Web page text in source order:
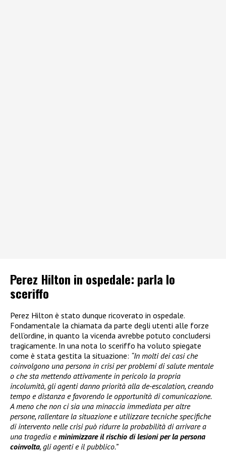
Perez Hilton in ospedale: parla lo
sceriffo
Perez Hilton è stato dunque ricoverato in ospedale.
Fondamentale la chiamata da parte degli utenti alle forze
dell’ordine, in quanto la vicenda avrebbe potuto concludersi
tragicamente. In una nota lo sceriffo ha voluto spiegate
come è stata gestita la situazione: “In molti dei casi che
coinvolgono una persona in crisi per problemi di salute mentale
o che sta mettendo attivamente in pericolo la propria
incolumità, gli agenti danno priorità alla de-escalation, creando
tempo e distanza e favorendo le opportunità di comunicazione.
A meno che non ci sia una minaccia immediata per altre
persone, rallentare la situazione e utilizzare tecniche specifiche
di intervento nelle crisi può ridurre la probabilità di arrivare a
una tragedia eminimizzare il rischio di lesioni per la persona
coinvolta, gli agenti e il pubblico.”